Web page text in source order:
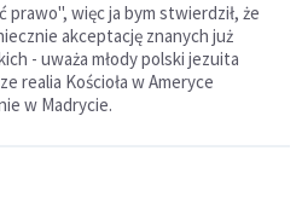
prawo", więc ja bym stwierdził, że
akceptację znanych już
- uważa młody polski jezuita
realia Kościoła w Ameryce
w Madrycie.